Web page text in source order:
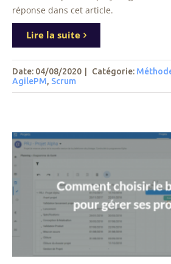
réponse dans cet article.
Lire la suite
Date: 04/08/2020 Catégorie:
AgilePM, Scrum